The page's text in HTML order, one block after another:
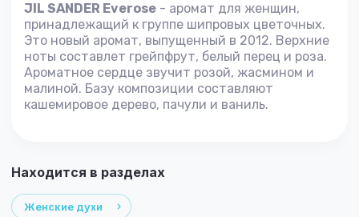
JIL SANDER Everose - аромат для женщин,
принадлежащий к группе шипровых цветочных.
Это новый аромат, выпущенный в 2012. Верхние
ноты составлет грейпфрут, белый перец и роза.
Ароматное сердце звучит розой, жасмином и
малиной. Базу композиции составляют
кашемировое дерево, пачули и ваниль.
Находится в разделах
Женские духи